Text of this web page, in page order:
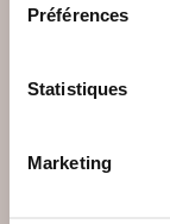
Préférences
Statistiques
Marketing